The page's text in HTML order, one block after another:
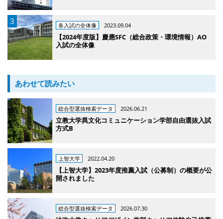
各入試の全体像 2023.09.04
【2024年度版】慶應SFC（総合政策・環境情報）AO
入試の全体像
あわせて読みたい
総合型選抜検索データ 2026.06.21
立教大学異文化コミュニケーション学部自由選抜入試
方式B
上智大学 2022.04.20
【上智大学】2023年度推薦入試（公募制）の概要が公
開されました
総合型選抜検索データ 2026.07.30